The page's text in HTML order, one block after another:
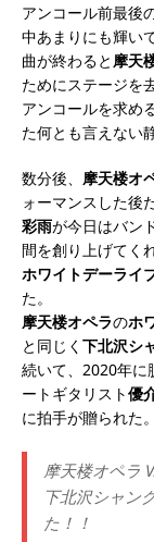
アンコール前最後
中あまりにも輝い
曲が終わると 摩天
ためにステージを
アンコールを求め
た何とも言えない
数分後、 摩天楼オ
ォーマンスした後
彩雨が今日はバン
間を創り上げてく
ホワイトデーライ
た。
摩天楼オペラのホ
と同じく 下北沢シ
続いて、2020年に
ートギタリスト優
に拍手が贈られた。
摩天楼オペラ
下北沢シャン
た！！